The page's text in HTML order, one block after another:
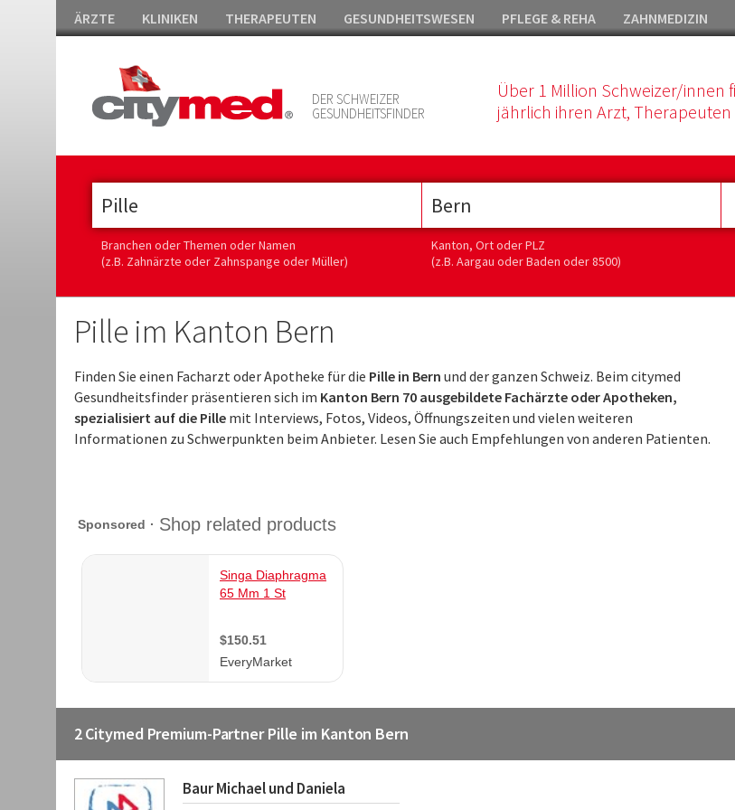
ÄRZTE KLINIKEN THERAPEUTEN GESUNDHEITSWESEN PFLEGE & REHA ZAHNMEDIZIN
DER SCHWEIZER
GESUNDHEITSFINDER
Über 1 Million Schweizer/innen
jährlich ihren Arzt,
Branchen oder Themen oder Namen
(z.B. Zahnärzte oder Zahnspange oder Müller)
Kanton, Ort oder PLZ
(z.B. Aargau oder Baden oder 8500)
Pille im Kanton Bern
Finden Sie einen Facharzt oder Apotheke für die Pille in Bern und der ganzen Schweiz. Beim citymed
Gesundheitsfinder präsentieren sich im Kanton Bern 70 ausgebildete Fachärzte oder Apotheken,
spezialisiert auf die Pille mit Interviews, Fotos, Videos, Öffnungszeiten und vielen weiteren
Informationen zu Schwerpunkten beim Anbieter. Lesen Sie auch Empfehlungen von anderen Patienten.
2 Citymed Premium-Partner Pille im Kanton Bern
Baur Michael und Daniela